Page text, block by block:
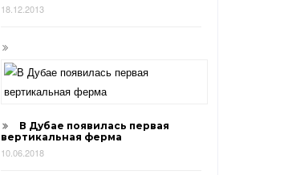
18.12.2013
В Дубае появилась первая
вертикальная ферма
10.06.2018